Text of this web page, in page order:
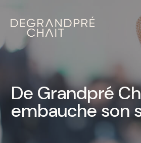
De Grandpré
embauche son